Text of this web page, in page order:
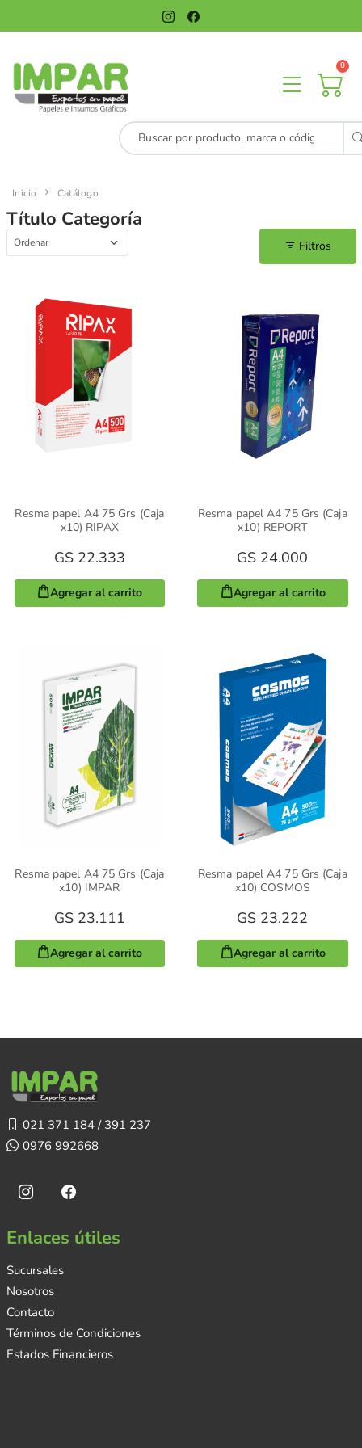
0
Inicio Catálogo
Título Categoría
Filtros
Resma papel A4 75 Grs (Caja
x10) RIPAX
GS 22.333
Agregar al carrito
Resma papel A4 75 Grs (Caja
x10) REPORT
GS 24.000
Agregar al carrito
Resma papel A4 75 Grs (Caja
x10) IMPAR
GS 23.111
Agregar al carrito
Resma papel A4 75 Grs (Caja
x10) COSMOS
GS 23.222
Agregar al carrito
021 371 184 / 391 237
0976 992668
Enlaces útiles
Sucursales
Nosotros
Contacto
Términos de Condiciones
Estados Financieros